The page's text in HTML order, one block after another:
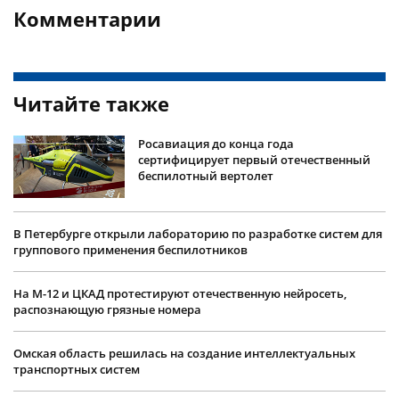
Комментарии
Читайте также
Росавиация до конца года
сертифицирует первый отечественный
беспилотный вертолет
В Петербурге открыли лабораторию по разработке систем для
группового применения беспилотников
На М-12 и ЦКАД протестируют отечественную нейросеть,
распознающую грязные номера
Омская область решилась на создание интеллектуальных
транспортных систем